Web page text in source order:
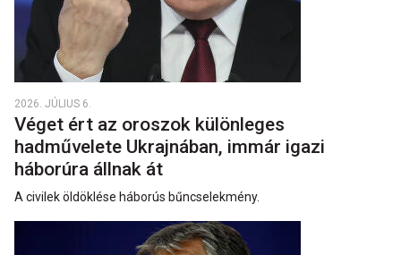
2026. JÚLIUS 6.
Véget ért az oroszok különleges
hadművelete Ukrajnában, immár igazi
háborúra állnak át
A civilek öldöklése háborús bűncselekmény.